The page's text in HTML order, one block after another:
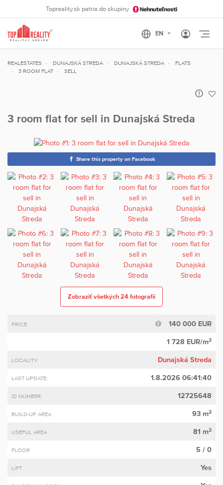
Topreality.sk patria do skupiny
REALESTATES DUNAJSKÁ STREDA DUNAJSKÁ STREDA
FLATS
3 ROOM FLAT
SELL
3 room flat for sell in Dunajská Streda
Share this property on Facebook
Zobraziť všetkých 24 fotografií
PRICE 140 000 EUR
1 728 EUR/m2
LOCALITY: Dunajská Streda
LAST UPDATE: 1.8.2026 06:41:40
ID NUMBER: 12725648
BUILD-UP AREA 93 m2
USEFUL AREA 81 m2
FLOOR 5 / 0
LIFT Yes